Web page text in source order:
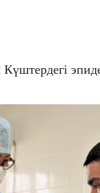
Күштердегі